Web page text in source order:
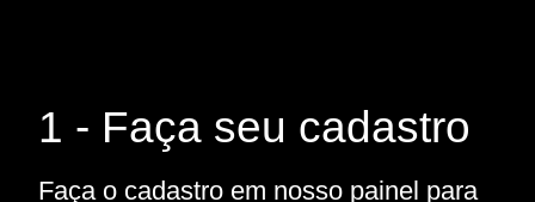
1 - Faça seu cadastro
Faça o cadastro em nosso painel para